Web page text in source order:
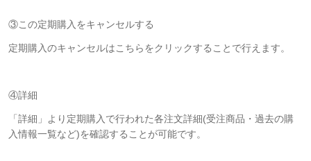
③この定期購入をキャンセルする
定期購入のキャンセルはこちらをクリックすることで行えます。
④詳細
「詳細」より定期購入で行われた各注文詳細(受注商品・過去の購
入情報一覧など)を確認することが可能です。